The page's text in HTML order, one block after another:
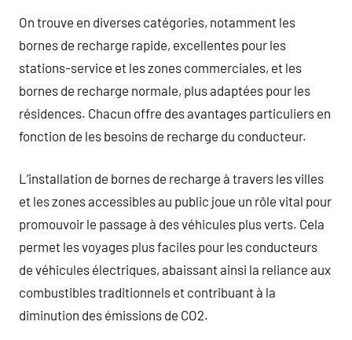
On trouve en diverses catégories, notamment les
bornes de recharge rapide, excellentes pour les
stations-service et les zones commerciales, et les
bornes de recharge normale, plus adaptées pour les
résidences. Chacun offre des avantages particuliers en
fonction de les besoins de recharge du conducteur.
L’installation de bornes de recharge à travers les villes
et les zones accessibles au public joue un rôle vital pour
promouvoir le passage à des véhicules plus verts. Cela
permet les voyages plus faciles pour les conducteurs
de véhicules électriques, abaissant ainsi la reliance aux
combustibles traditionnels et contribuant à la
diminution des émissions de CO2.